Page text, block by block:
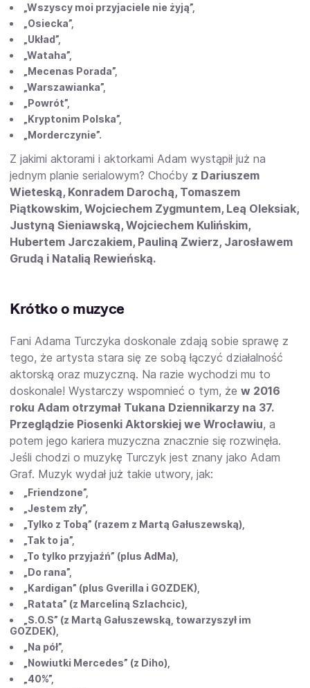
„Wszyscy moi przyjaciele nie żyją”,
„Osiecka”,
„Układ”,
„Wataha”,
„Mecenas Porada”,
„Warszawianka”,
„Powrót”,
„Kryptonim Polska”,
„Morderczynie”.
Z jakimi aktorami i aktorkami Adam wystąpił już na
jednym planie serialowym? Choćby z Dariuszem
Wieteską, Konradem Darochą, Tomaszem
Piątkowskim, Wojciechem Zygmuntem, Leą Oleksiak,
Justyną Sieniawską, Wojciechem Kulińskim,
Hubertem Jarczakiem, Pauliną Zwierz, Jarosławem
Grudą i Natalią Rewieńską.
Krótko o muzyce
Fani Adama Turczyka doskonale zdają sobie sprawę z
tego, że artysta stara się ze sobą łączyć działalność
aktorską oraz muzyczną. Na razie wychodzi mu to
doskonale! Wystarczy wspomnieć o tym, że w 2016
roku Adam otrzymał Tukana Dziennikarzy na 37.
Przeglądzie Piosenki Aktorskiej we Wrocławiu, a
potem jego kariera muzyczna znacznie się rozwinęła.
Jeśli chodzi o muzykę Turczyk jest znany jako Adam
Graf. Muzyk wydał już takie utwory, jak:
„Friendzone”,
„Jestem zły”,
„Tylko z Tobą” (razem z Martą Gałuszewską),
„Tak to ja”,
„To tylko przyjaźń” (plus AdMa),
„Do rana”,
„Kardigan” (plus Gverilla i GOZDEK),
„Ratata” (z Marceliną Szlachcic),
„S.O.S” (z Martą Gałuszewską, towarzyszył im
GOZDEK),
„Na pół”,
„Nowiutki Mercedes” (z Diho),
„40%”,